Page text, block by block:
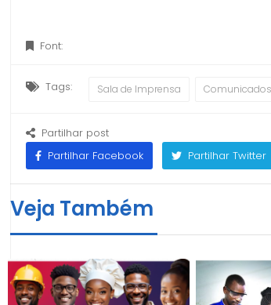
Font:
Tags: Sala de Imprensa Comunicados
Partilhar post
Partilhar Facebook
Partilhar Twitter
Veja Também